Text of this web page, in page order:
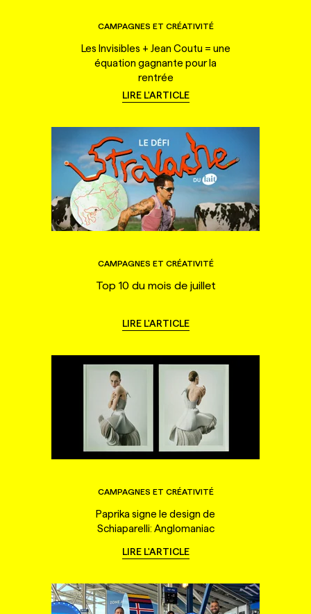
CAMPAGNES ET CRÉATIVITÉ
Les Invisibles + Jean Coutu = une
équation gagnante pour la
rentrée
LIRE L'ARTICLE
CAMPAGNES ET CRÉATIVITÉ
Top 10 du mois de juillet
LIRE L'ARTICLE
CAMPAGNES ET CRÉATIVITÉ
Paprika signe le design de
Schiaparelli: Anglomaniac
LIRE L'ARTICLE